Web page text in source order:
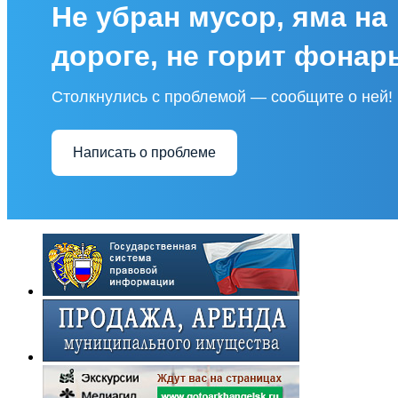
Не убран мусор, яма на
дороге, не горит
Столкнулись с проблемой — сообщите о ней!
Написать о проблеме